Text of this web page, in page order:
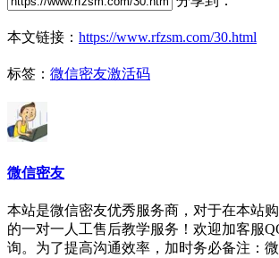
本文链接： https://www.rfzsm.com/30.html
标签： 微信密友激活码
微信密友
本站是微信密友优秀服务商，对于在本站
的一对一人工售后教学服务！欢迎加客服
询。为了提高沟通效率，加时务必备注：